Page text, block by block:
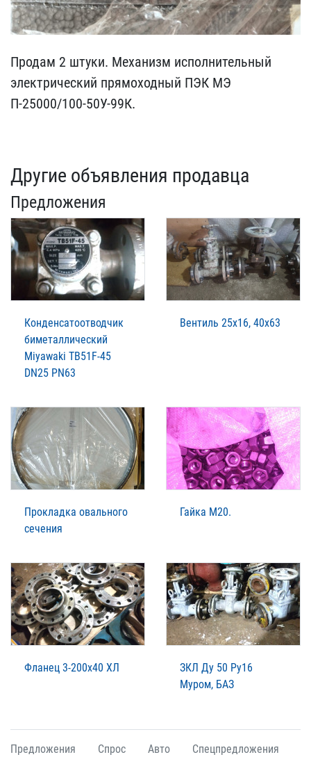
Продам 2 штуки. Механизм​ исполнительный
электрич​еский прямоходный ПЭК МЭ​
П-25000/100-50У-99К.
Другие объявления продавца
Предложения
Конденсатоотводчик
биметаллический
Miyawaki TB51F-45
DN25 PN63
Вентиль 25х16, 40х63
Прокладка овального
сечения
Гайка М20.
Фланец 3-200х40 ХЛ
ЗКЛ Ду 50 Ру16
Муром, БАЗ
Предложения Спрос Авто Спецпредложения